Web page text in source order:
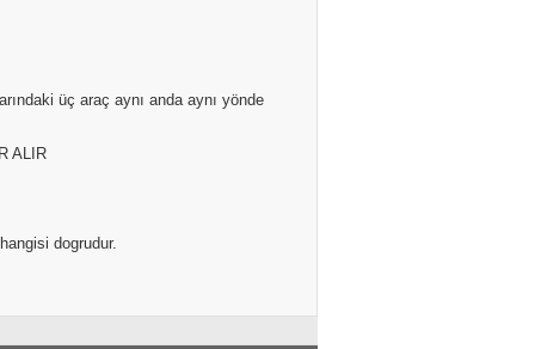
üç araç aynı anda aynı yönde
ALIR
dogrudur.